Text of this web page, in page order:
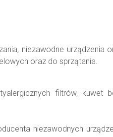
niezawodne urządzenia
oraz do sprzątania.
filtrów, kuwet
niezawodnych